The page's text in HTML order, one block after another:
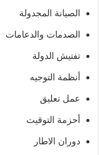
الصيانة المجدولة
الصدمات والدعامات
تفتيش الدولة
أنظمة التوجيه
عمل تعليق
أحزمة التوقيت
دوران الاطار